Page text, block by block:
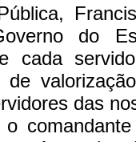
do
cada
de
das
o